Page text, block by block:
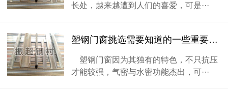
长处，越来越遭到人们的喜爱，可是···
塑钢门窗挑选需要知道的一些重要知识
塑钢门窗因为其独有的特色，不只抗压
才能较强，气密与水密功能杰出，可···